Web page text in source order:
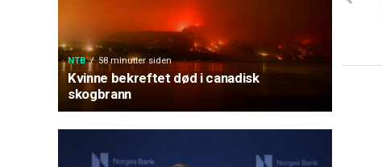
NTB 58 minutter siden
Kvinne bekreftet død i canadisk
skogbrann